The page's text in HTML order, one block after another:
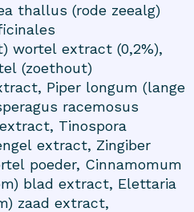
thallus (rode zeealg)
wortel extract (0,2%),
(zoethout)
Piper longum (lange
racemosus
Tinospora
extract, Zingiber
poeder, Cinnamomum
blad extract, Elettaria
zaad extract,